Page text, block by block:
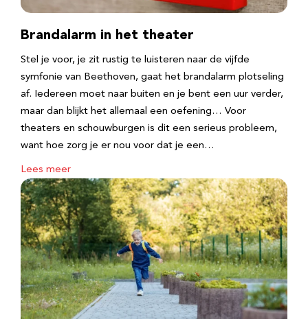
Brandalarm in het theater
Stel je voor, je zit rustig te luisteren naar de vijfde
symfonie van Beethoven, gaat het brandalarm plotseling
af. Iedereen moet naar buiten en je bent een uur verder,
maar dan blijkt het allemaal een oefening… Voor
theaters en schouwburgen is dit een serieus probleem,
want hoe zorg je er nou voor dat je een…
Lees meer